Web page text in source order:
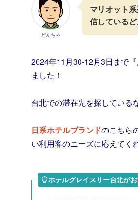
どんちゃ
マリオット
信しているど
2024年11月30-12月3日まで『
ました！
台北での滞在先を探しているな
日系ホテルブランドのこちら
い利用客のニーズに応えてく
ホテルグレイスリー台北が